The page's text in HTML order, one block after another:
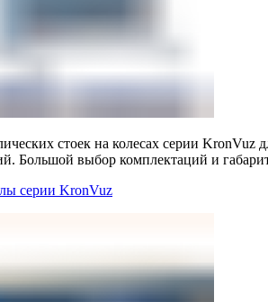
стоек на колесах серии KronVuz
Большой выбор комплектаций и
серии KronVuz